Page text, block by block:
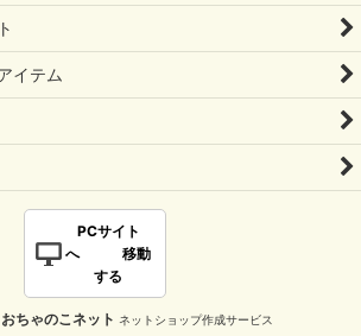
イテム
PCサイト
へ 移動
する
おちゃのこネット ネットショップ作成サービス